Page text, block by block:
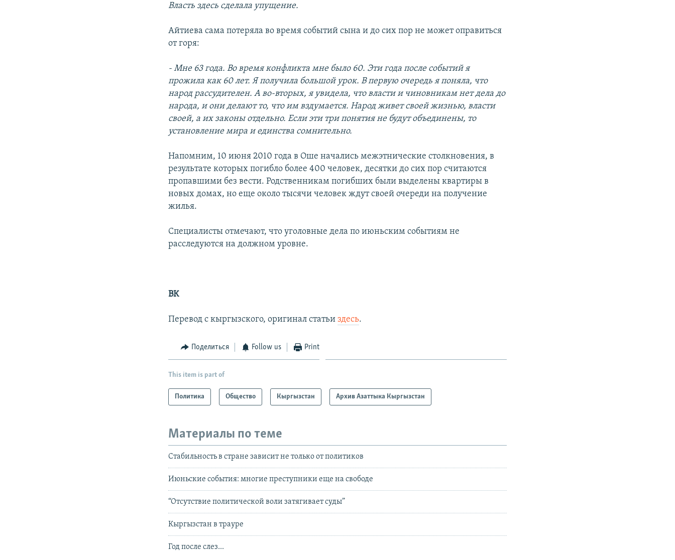
Власть здесь сделала упущение.
Айтиева сама потеряла во время событий сына и до сих пор не может оправиться
от горя:
- Мне 63 года. Во время конфликта мне было 60. Эти года после событий я
прожила как 60 лет. Я получила большой урок. В первую очередь я поняла, что
народ рассудителен. А во-вторых, я увидела, что власти и чиновникам нет дела до
народа, и они делают то, что им вздумается. Народ живет своей жизнью, власти
своей, а их законы отдельно. Если эти три понятия не будут объединены, то
установление мира и единства сомнительно.
Напомним, 10 июня 2010 года в Оше начались межэтнические столкновения, в
результате которых погибло более 400 человек, десятки до сих пор считаются
пропавшими без вести. Родственникам погибших были выделены квартиры в
новых домах, но еще около тысячи человек ждут своей очереди на получение
жилья.
Специалисты отмечают, что уголовные дела по июньским событиям не
расследуются на должном уровне.
ВК
Перевод с кыргызского, оригинал статьиздесь.
Поделиться Follow us Print
This item is part of
Политика Общество Кыргызстан Архив Азаттыка Кыргызстан
Материалы по теме
Стабильность в стране зависит не только от политиков
Июньские события: многие преступники еще на свободе
“Отсутствие политической воли затягивает суды”
Кыргызстан в трауре
Год после слез...